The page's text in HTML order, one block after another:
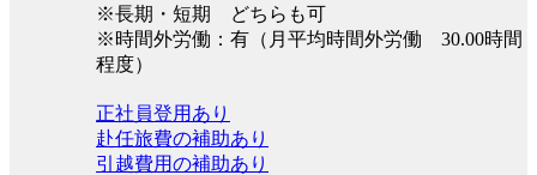
※長期・短期 どちらも可
※時間外労働：有（月平均時間外労働 30.00時間
程度）
正社員登用あり
赴任旅費の補助あり
引越費用の補助あり